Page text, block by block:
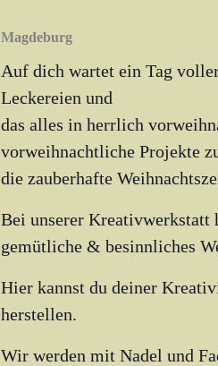
Magdeburg
Auf dich wartet ein Tag
Leckereien und
das alles in herrlich
vorweihnachtliche Projekte
die zauberhafte
Bei unserer Kreativwerkstatt
gemütliche & besinnliches
Hier kannst du deiner
herstellen.
Wir werden mit Nadel und